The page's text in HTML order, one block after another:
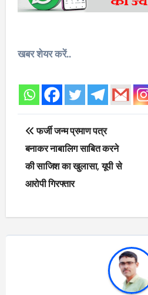
खबर शेयर करें..
Post
navigation
फर्जी जन्म प्रमाण पत्र
बनाकर नाबालिग साबित करने
की साजिश का खुलासा, यूपी से
आरोपी गिरफ्तार